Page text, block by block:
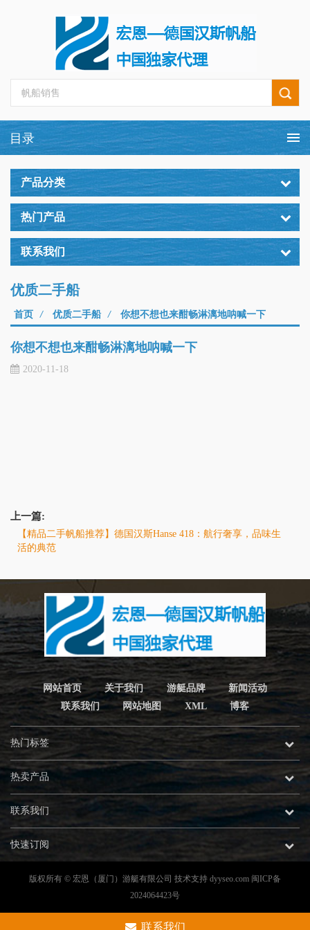
产品分类
热门产品
联系我们
优质二手船
首页 / 优质二手船 / 你想不想也来酣畅淋漓地呐喊一下
你想不想也来酣畅淋漓地呐喊一下
2020-11-18
上一篇:
【精品二手帆船推荐】德国汉斯Hanse 418：航行奢享，品味生
活的典范
网站首页 关于我们 游艇品牌
新闻活动
联系我们
网站地图 XML 博客
热门标签
热卖产品
联系我们
快速订阅
版权所有 © 宏恩（厦门）游艇有限公司 技术支持 dyyseo.com 闽ICP备
2024064423号
联系我们